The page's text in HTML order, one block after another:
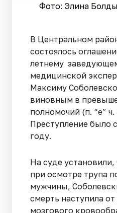
Фото: Элина
В Центральном
состоялось
летнему
медицинской
Максиму
виновным в
полномочий (п. “е”
Преступление было
году.
На суде установили,
при осмотре трупа
мужчины,
смерть наступила
мозгового